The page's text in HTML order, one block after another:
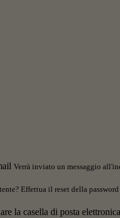
Verrà inviato un messaggio
Effettua il reset della
la casella di posta